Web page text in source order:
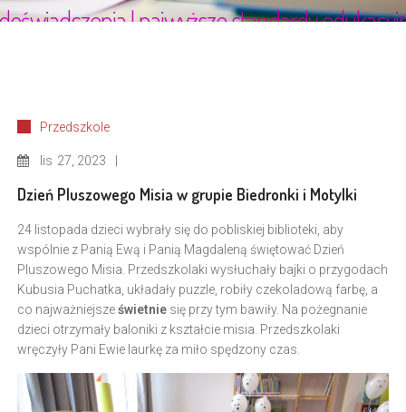
Przedszkole
lis 27, 2023
Dzień Pluszowego Misia w grupie Biedronki i Motylki
24 listopada dzieci wybrały się do pobliskiej biblioteki, aby
wspólnie z Panią Ewą i Panią Magdaleną świętować Dzień
Pluszowego Misia. Przedszkolaki wysłuchały bajki o przygodach
Kubusia Puchatka, układały puzzle, robiły czekoladową farbę, a
co najważniejsześwietnie się przy tym bawiły. Na pożegnanie
dzieci otrzymały baloniki z kształcie misia. Przedszkolaki
wręczyły Pani Ewie laurkę za miło spędzony czas.